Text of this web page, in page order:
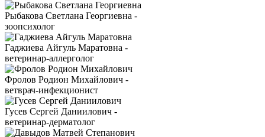
Рыбакова Светлана Георгиевна -
зоопсихолог
Гаджиева Айгуль Маратовна -
ветеринар-аллерголог
Фролов Родион Михайлович -
ветврач-инфекционист
Гусев Сергей Даниилович -
ветеринар-дерматолог